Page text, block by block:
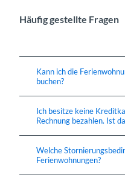
Häufig gestellte Fragen
Kann ich die
buchen?
Ich besitze keine
Rechnung bezahlen. Ist
Welche
Ferienwohnungen?